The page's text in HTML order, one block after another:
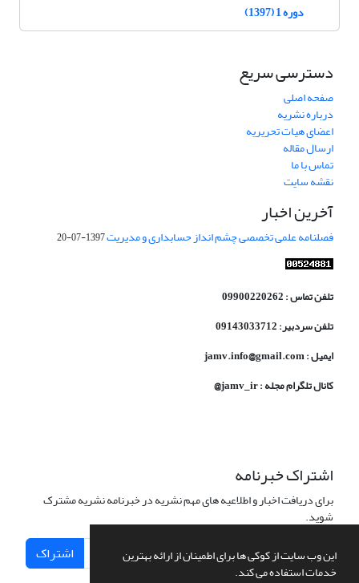
این وب سایت از کوکی ها برای اطمینان از ارائه بهترین
خدمات استفاده می کند.
دوره 1 (1397)
دسترسی سریع
صفحه اصلی
درباره نشریه
اعضای هیات تحریریه
ارسال مقاله
تماس با ما
نقشه سایت
آخرین اخبار
فصلنامه علمی تخصصی چشم انداز حسابداری و مدیریت1397-07-20
تلفن تماس : 09900220262
تلفن سردبیر: 09143033712
ایمیل : jamv.info@gmail.com
کانال تلگرام مجله : jamv_ir@
اشتراک خبرنامه
برای دریافت اخبار و اطلاعیه های مهم نشریه در خبرنامه نشریه مشترک
شوید.
اشتراک